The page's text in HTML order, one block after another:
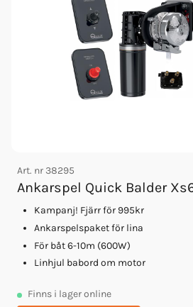
Art. nr 38295
Ankarspel Quick Balder
Kampanj! Fjärr för 995kr
Ankarspelspaket för lina
För båt 6-10m (600W)
Linhjul babord om motor
Finns i lager online